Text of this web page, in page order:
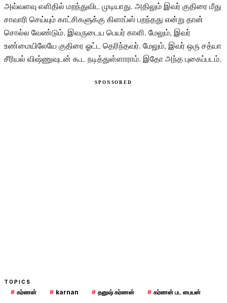
அவ்வளவு எளிதில் மறந்துவிட முடியாது. அதிலும் இவர் குதிரை மீது
சாவாரி செய்யும் காட்சிகளுக்கு கிளாப்ஸ் பறந்தது என்று தான்
சொல்ல வேண்டும். இவருடைய பெயர் காளி. மேலும், இவர்
உண்மையிலேயே குதிரை ஓட்ட தெரிந்தவர். மேலும், இவர் ஒரு சத்யா
சீரியல் விஷ்ணுவுடன் கூட நடித்துள்ளாராம். இதோ அந்த புகைப்படம்.
TOPICS
# கர்ணன் # karnan # தனுஷ் கர்ணன் # கர்ணன் பட பையன்